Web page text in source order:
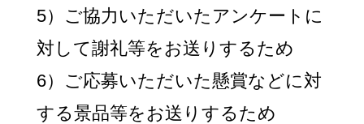
5）ご協力いただいたアンケートに
対して謝礼等をお送りするため
6）ご応募いただいた懸賞などに対
する景品等をお送りするため